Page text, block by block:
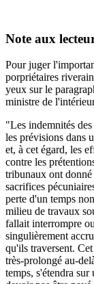
Note aux
Pour juger
porpriétaires
yeux sur le
ministre de
"Les indemnités
les prévisions dans
et, à cet égard, les
contre les
tribunaux ont
sacrifices
perte d'un temps
milieu de travaux
fallait interrompre
singulièrement
qu'ils traversent.
très-prolongé au-
temps, s'étendra